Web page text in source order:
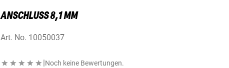
ANSCHLUSS 8,1 MM
Art. No. 10050037
|Noch keine Bewertungen.